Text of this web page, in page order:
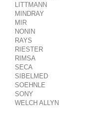
LITTMANN
MINDRAY
MIR
NONIN
RAYS
RIESTER
RIMSA
SECA
SIBELMED
SOEHNLE
SONY
WELCH ALLYN